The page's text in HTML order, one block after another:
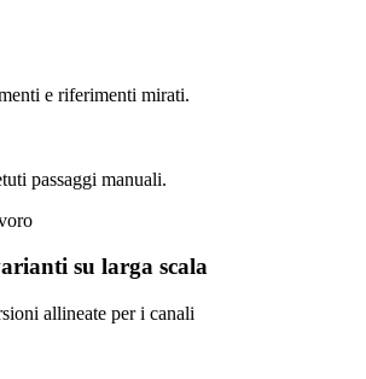
e riferimenti mirati.
passaggi manuali.
su larga scala
allineate per i canali